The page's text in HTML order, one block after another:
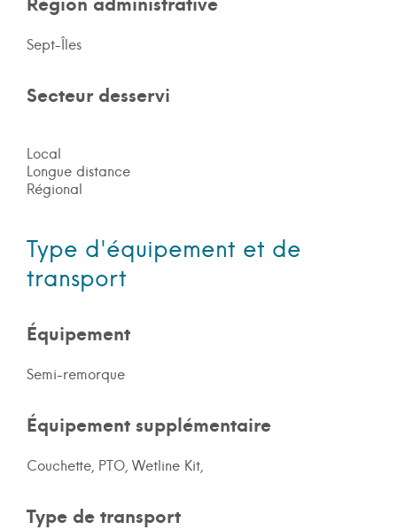
Sept-Îles
Secteur desservi
Local
Longue distance
Régional
Type d'équipement et de
transport
Équipement
Semi-remorque
Équipement supplémentaire
Couchette, PTO, Wetline Kit,
Type de transport